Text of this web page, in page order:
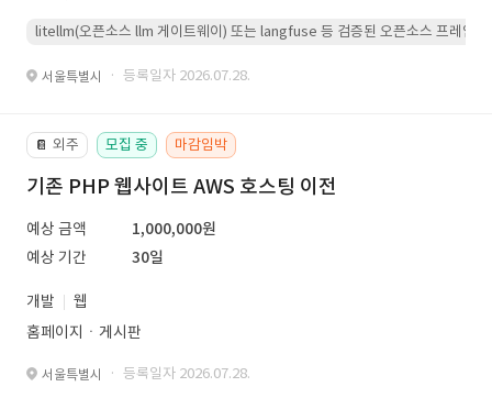
litellm(오픈소스 llm 게이트웨이) 또는 langfuse 등 검증된 오픈소스 프레임워
서울특별시 · 등록일자 2026.07.28.
📔 외주 모집 중 마감임박
기존 PHP 웹사이트 AWS 호스팅 이전
예상 금액
1,000,000원
예상 기간
30일
개발
웹
홈페이지ㆍ게시판
서울특별시 · 등록일자 2026.07.28.